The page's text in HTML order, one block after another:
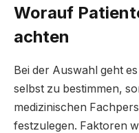
Worauf
achten
Bei der Auswahl geht
selbst zu bestimmen,
medizinischen
festzulegen. Faktoren